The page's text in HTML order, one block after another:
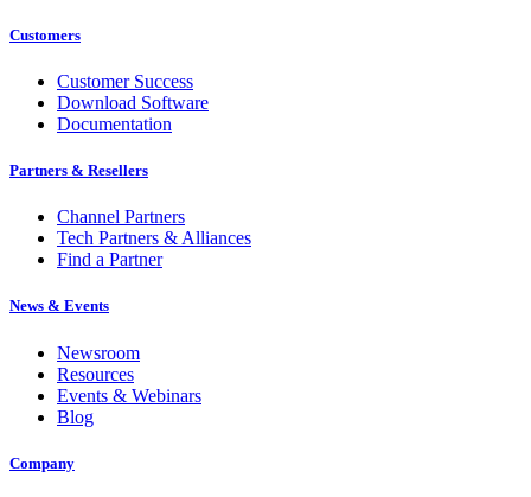
Customers
Customer Success
Download Software
Documentation
Partners & Resellers
Channel Partners
Tech Partners & Alliances
Find a Partner
News & Events
Newsroom
Resources
Events & Webinars
Blog
Company